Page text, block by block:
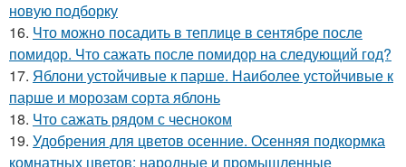
новую подборку
16. Что можно посадить в теплице в сентябре после
помидор. Что сажать после помидор на следующий год?
17. Яблони устойчивые к парше. Наиболее устойчивые к
парше и морозам сорта яблонь
18. Что сажать рядом с чесноком
19. Удобрения для цветов осенние. Осенняя подкормка
комнатных цветов: народные и промышленные